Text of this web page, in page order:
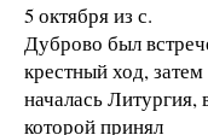
5 октября из с.
Дуброво был
крестный ход, затем
началась Литургия,
которой принял